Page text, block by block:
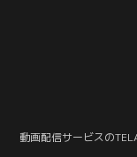
動画配信サービスの